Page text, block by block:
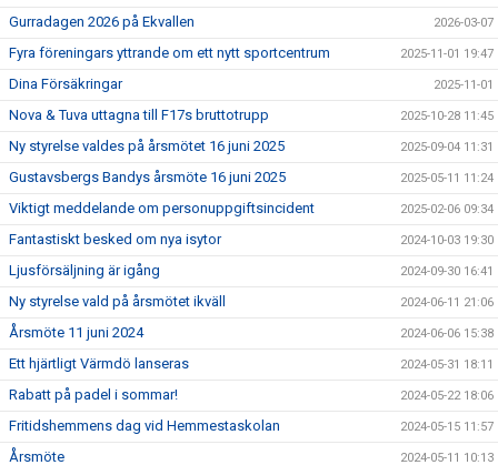
Gurradagen 2026 på Ekvallen 2026-03-07
Fyra föreningars yttrande om ett nytt sportcentrum 2025-11-01 19:47
Dina Försäkringar 2025-11-01
Nova & Tuva uttagna till F17s bruttotrupp 2025-10-28 11:45
Ny styrelse valdes på årsmötet 16 juni 2025 2025-09-04 11:31
Gustavsbergs Bandys årsmöte 16 juni 2025 2025-05-11 11:24
Viktigt meddelande om personuppgiftsincident 2025-02-06 09:34
Fantastiskt besked om nya isytor 2024-10-03 19:30
Ljusförsäljning är igång 2024-09-30 16:41
Ny styrelse vald på årsmötet ikväll 2024-06-11 21:06
Årsmöte 11 juni 2024 2024-06-06 15:38
Ett hjärtligt Värmdö lanseras 2024-05-31 18:11
Rabatt på padel i sommar! 2024-05-22 18:06
Fritidshemmens dag vid Hemmestaskolan 2024-05-15 11:57
Årsmöte 2024-05-11 10:13